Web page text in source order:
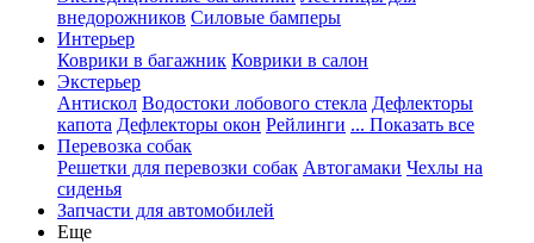
внедорожников Силовые бамперы
Интерьер
Коврики в багажник Коврики в салон
Экстерьер
Антискол Водостоки лобового стекла Дефлекторы
капота Дефлекторы окон Рейлинги ... Показать все
Перевозка собак
Решетки для перевозки собак Автогамаки Чехлы на
сиденья
Запчасти для автомобилей
Еще